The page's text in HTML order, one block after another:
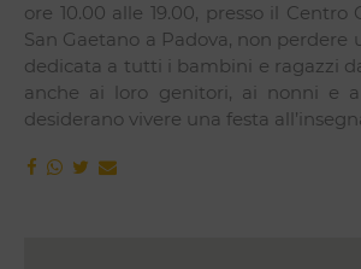
ore 10.00 alle 19.00, presso il
San Gaetano a Padova, non perdere
dedicata a tutti i bambini e ragazzi
anche ai loro genitori, ai nonni e
desiderano vivere una festa